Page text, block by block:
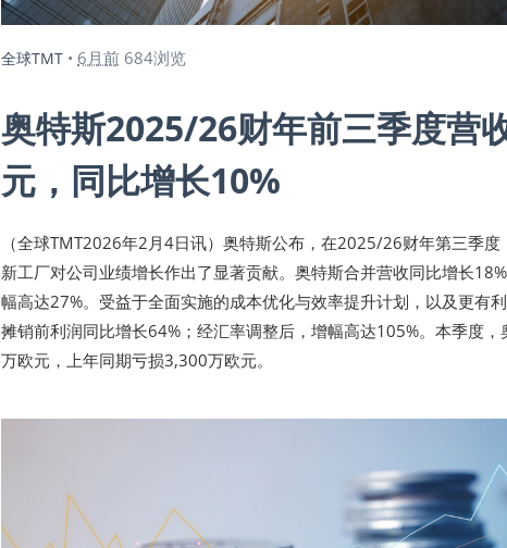
全球TMT • 6月前 684浏览
奥特斯2025/26财年前三季度营
元，同比增长10%
（全球TMT2026年2月4日讯）奥特斯公布，在2025/26财年第三季
新工厂对公司业绩增长作出了显著贡献。奥特斯合并营收同比增长
幅高达27%。受益于全面实施的成本优化与效率提升计划，以及更有
摊销前利润同比增长64%；经汇率调整后，增幅高达105%。本季度
万欧元，上年同期亏损3,300万欧元。